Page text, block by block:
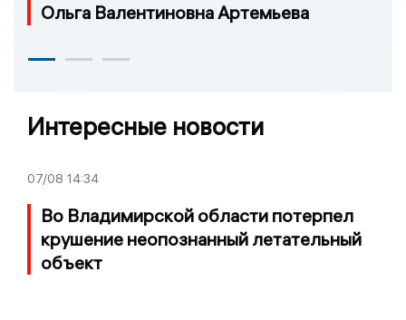
Ольга Валентиновна Артемьева
Интересные новости
07/08 14:34
Во Владимирской области потерпел
крушение неопознанный летательный
объект